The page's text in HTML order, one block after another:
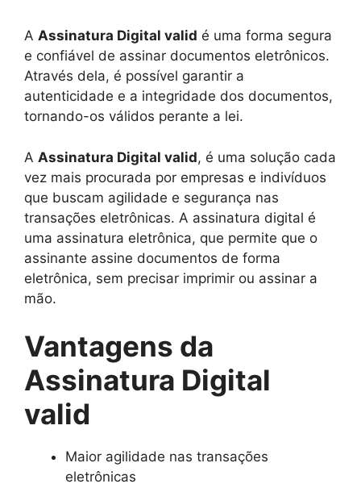
A Assinatura Digital valid é uma forma segura
e confiável de assinar documentos eletrônicos.
Através dela, é possível garantir a
autenticidade e a integridade dos documentos,
tornando-os válidos perante a lei.
A Assinatura Digital valid, é uma solução cada
vez mais procurada por empresas e indivíduos
que buscam agilidade e segurança nas
transações eletrônicas. A assinatura digital é
uma assinatura eletrônica, que permite que o
assinante assine documentos de forma
eletrônica, sem precisar imprimir ou assinar a
mão.
Vantagens da
Assinatura Digital
valid
Maior agilidade nas transações
eletrônicas